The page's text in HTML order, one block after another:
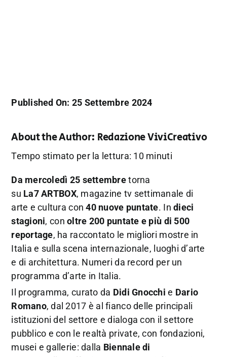
Published On: 25 Settembre 2024
About the Author: Redazione ViviCreativo
Tempo stimato per la lettura: 10 minuti
Da mercoledì 25 settembretorna
su La7 ARTBOX, magazine tv settimanale di
arte e cultura con40 nuove puntate. Indieci
stagioni, conoltre 200 puntate e più di 500
reportage, ha raccontato le migliori mostre in
Italia e sulla scena internazionale, luoghi d’arte
e di architettura. Numeri da record per un
programma d’arte in Italia.
Il programma, curato da Didi Gnocchi e Dario
Romano, dal 2017 è al fianco delle principali
istituzioni del settore e dialoga con il settore
pubblico e con le realtà private, con fondazioni,
musei e gallerie: dalla Biennale di